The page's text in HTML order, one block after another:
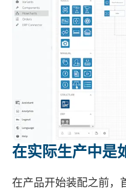
在实际生产中是
在产品开始装配之前，